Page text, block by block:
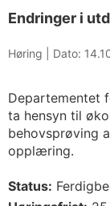
Endringer i
Høring | Dato:
Departementet
ta hensyn til
behovsprøving
opplæring.
Status: